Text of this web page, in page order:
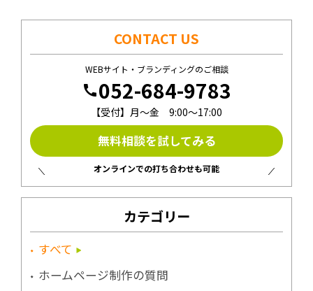
CONTACT US
WEBサイト・ブランディングのご相談
call052-684-9783
【受付】月〜金 9:00〜17:00
無料相談を試してみる
オンラインでの打ち合わせも可能
カテゴリー
すべて
ホームページ制作の質問